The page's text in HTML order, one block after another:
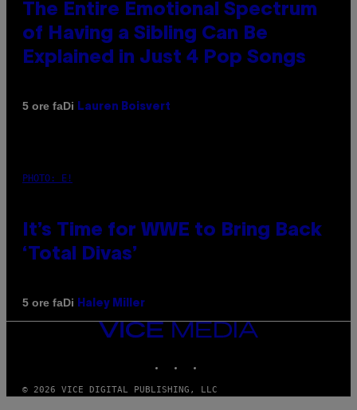
The Entire Emotional Spectrum
of Having a Sibling Can Be
Explained in Just 4 Pop Songs
5 ore faDi Lauren Boisvert
PHOTO: E!
It’s Time for WWE to Bring Back
‘Total Divas’
5 ore faDi Haley Miller
VICE
MEDIA
© 2026 VICE DIGITAL PUBLISHING, LLC